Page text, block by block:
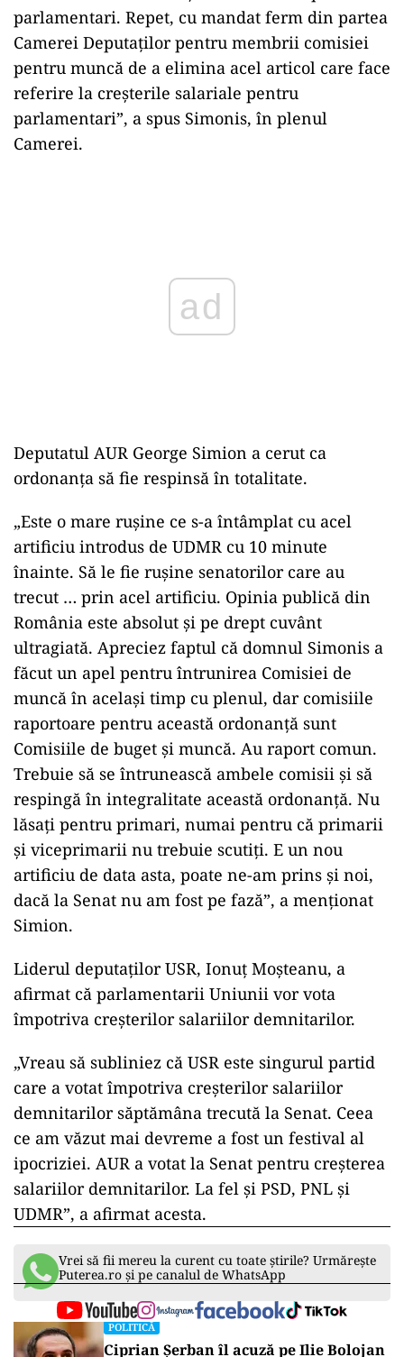
parlamentari. Repet, cu mandat ferm din partea
Camerei Deputaţilor pentru membrii comisiei
pentru muncă de a elimina acel articol care face
referire la creşterile salariale pentru
parlamentari”, a spus Simonis, în plenul
Camerei.
ad
Deputatul AUR George Simion a cerut ca
ordonanţa să fie respinsă în totalitate.
„Este o mare ruşine ce s-a întâmplat cu acel
artificiu introdus de UDMR cu 10 minute
înainte. Să le fie ruşine senatorilor care au
trecut … prin acel artificiu. Opinia publică din
România este absolut şi pe drept cuvânt
ultragiată. Apreciez faptul că domnul Simonis a
făcut un apel pentru întrunirea Comisiei de
muncă în acelaşi timp cu plenul, dar comisiile
raportoare pentru această ordonanţă sunt
Comisiile de buget şi muncă. Au raport comun.
Trebuie să se întrunească ambele comisii şi să
respingă în integralitate această ordonanţă. Nu
lăsaţi pentru primari, numai pentru că primarii
şi viceprimarii nu trebuie scutiţi. E un nou
artificiu de data asta, poate ne-am prins şi noi,
dacă la Senat nu am fost pe fază”, a menţionat
Simion.
Liderul deputaţilor USR, Ionuţ Moşteanu, a
afirmat că parlamentarii Uniunii vor vota
împotriva creşterilor salariilor demnitarilor.
„Vreau să subliniez că USR este singurul partid
care a votat împotriva creşterilor salariilor
demnitarilor săptămâna trecută la Senat. Ceea
ce am văzut mai devreme a fost un festival al
ipocriziei. AUR a votat la Senat pentru creşterea
salariilor demnitarilor. La fel şi PSD, PNL şi
UDMR”, a afirmat acesta.
Vrei să fii mereu la curent cu toate știrile? Urmărește
Puterea.ro și pe canalul de WhatsApp
POLITICĂ
Ciprian Șerban îl acuză pe Ilie Bolojan